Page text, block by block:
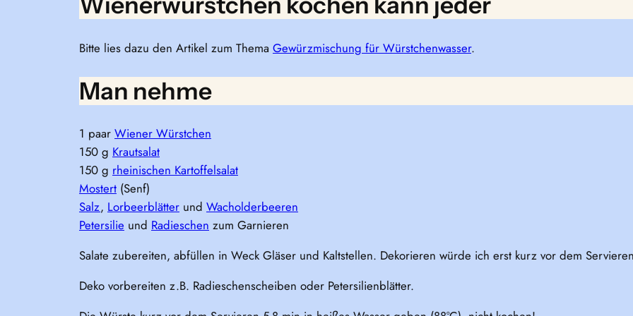
Bitte lies dazu den Artikel zum Thema Gewürzmischung für Würstchenwasser.
Man nehme
1 paar Wiener Würstchen
150 g Krautsalat
150 g rheinischen Kartoffelsalat
Mostert (Senf)
Salz, Lorbeerblätter und Wacholderbeeren
Petersilie und Radieschen zum Garnieren
Salate zubereiten, abfüllen in Weck Gläser und Kaltstellen. Dekorieren würde ich erst kurz vor dem
Deko vorbereiten z.B. Radieschenscheiben oder Petersilienblätter.